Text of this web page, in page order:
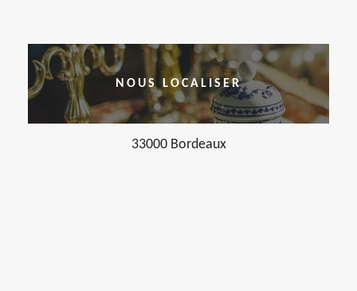
NOUS LOCALISER
33000 Bordeaux